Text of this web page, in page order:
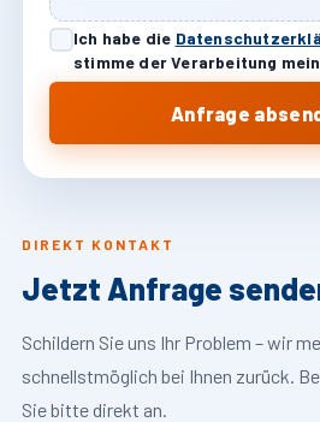
DIREKT KONTAKT
Jetzt Anfrage
Schildern Sie uns Ihr Problem – wir
schnellstmöglich bei Ihnen zurück.
Sie bitte direkt an.
Ich habe die
stimme der Verarbeitung
Anfrage